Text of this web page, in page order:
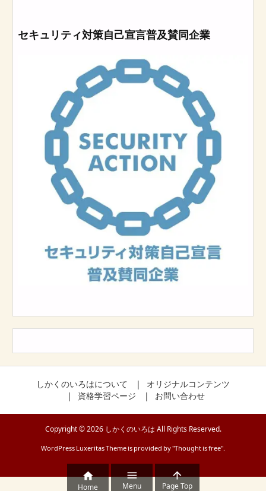
セキュリティ対策自己宣言普及賛同企業
しかくのいろはについて
オリジナルコンテンツ
資格学習ページ
お問い合わせ
Copyright ©2026 しかくのいろは All Rights Reserved.
WordPress Luxeritas Theme is provided by "Thought is free".

Home

Menu

Page Top